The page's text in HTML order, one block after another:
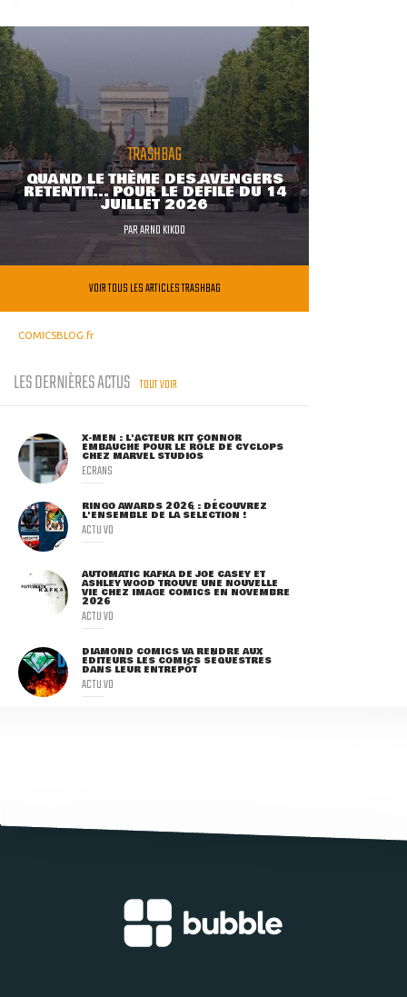
TRASHBAG
QUAND LE THÈME DES AVENGERS
RETENTIT... POUR LE DÉFILÉ DU 14
JUILLET 2026
PARARNO KIKOO
VOIR TOUS LES ARTICLES TRASHBAG
COMICSBLOG.fr
LES DERNIÈRES ACTUS TOUT VOIR
X-MEN : L'ACTEUR KIT CONNOR
EMBAUCHÉ POUR LE RÔLE DE CYCLOPS
CHEZ MARVEL STUDIOS
ECRANS
RINGO AWARDS 2026 : DÉCOUVREZ
L'ENSEMBLE DE LA SÉLECTION !
ACTU VO
AUTOMATIC KAFKA DE JOE CASEY ET
ASHLEY WOOD TROUVE UNE NOUVELLE
VIE CHEZ IMAGE COMICS EN NOVEMBRE
2026
ACTU VO
DIAMOND COMICS VA RENDRE AUX
ÉDITEURS LES COMICS SÉQUESTRÉS
DANS LEUR ENTREPÔT
ACTU VO